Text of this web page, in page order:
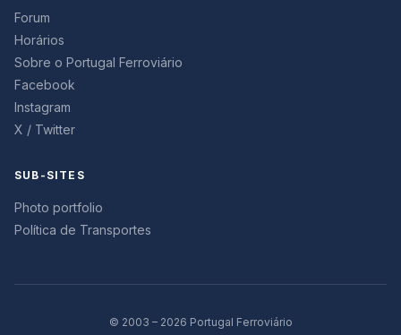
Forum
Horários
Sobre o Portugal Ferroviário
Facebook
Instagram
X / Twitter
SUB-SITES
Photo portfolio
Política de Transportes
© 2003 – 2026 Portugal Ferroviário